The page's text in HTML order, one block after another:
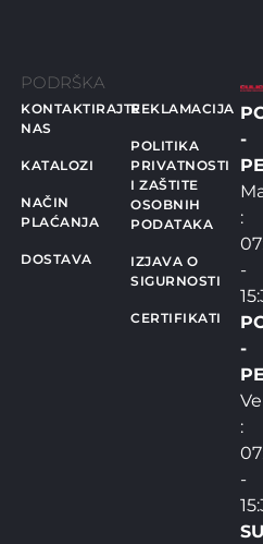
PODRŠKA
KONTAKTIRAJTE
NAS
KATALOZI
NAČIN
PLAĆANJA
DOSTAVA
REKLAMACIJA
POLITIKA
PRIVATNOSTI
I ZAŠTITE
OSOBNIH
PODATAKA
IZJAVA O
SIGURNOSTI
CERTIFIKATI
-
:
-
-
:
-